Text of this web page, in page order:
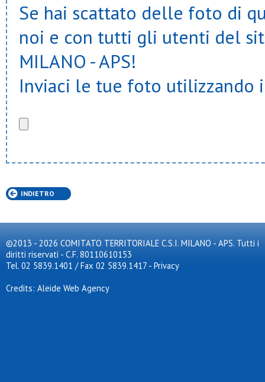
Se hai scattato delle foto di
noi e con tutti gli utenti del sito
MILANO - APS!
Inviaci le tue foto utilizzando
INDIETRO
©2013 - 2026 COMITATO TERRITORIALE C.S.I. MILANO - APS. Tutti i
diritti riservati - C.F. 80110610153
Tel. 02 5839.1401 / Fax 02 5839.1417 - Privacy
Credits: Aleide Web Agency